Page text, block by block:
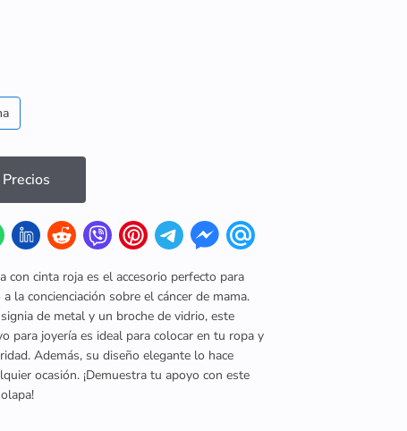
con cinta roja es el accesorio perfecto para
la concienciación sobre el cáncer de mama.
de metal y un broche de vidrio, este
para joyería es ideal para colocar en tu ropa y
Además, su diseño elegante lo hace
ocasión. ¡Demuestra tu apoyo con este